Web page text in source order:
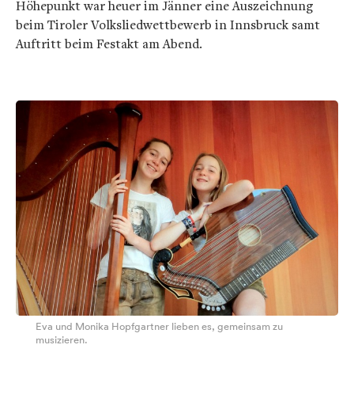
Höhepunkt war heuer im Jänner eine Auszeichnung
beim Tiroler Volksliedwettbewerb in Innsbruck samt
Auftritt beim Festakt am Abend.
Eva und Monika Hopfgartner lieben es, gemeinsam zu
musizieren.